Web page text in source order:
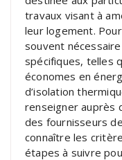
travaux visant à
leur logement.
souvent
spécifiques, telles
économes en
d’isolation
renseigner auprès
des fournisseurs
connaître les
étapes à suivre